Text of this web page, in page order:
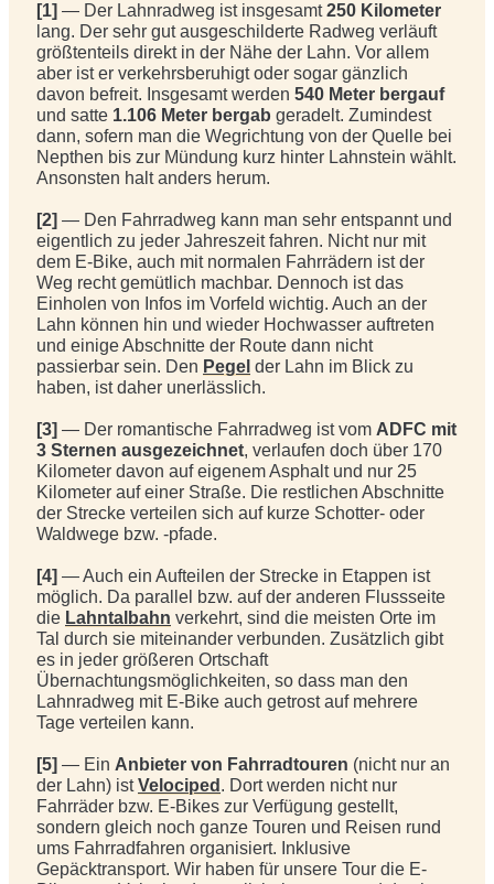
[1] — Der Lahnradweg ist insgesamt250 Kilometer
lang. Der sehr gut ausgeschilderte Radweg verläuft
größtenteils direkt in der Nähe der Lahn. Vor allem
aber ist er verkehrsberuhigt oder sogar gänzlich
davon befreit. Insgesamt werden 540 Meter bergauf
und satte 1.106 Meter bergab geradelt. Zumindest
dann, sofern man die Wegrichtung von der Quelle bei
Nepthen bis zur Mündung kurz hinter Lahnstein wählt.
Ansonsten halt anders herum.
[2] — Den Fahrradweg kann man sehr entspannt und
eigentlich zu jeder Jahreszeit fahren. Nicht nur mit
dem E-Bike, auch mit normalen Fahrrädern ist der
Weg recht gemütlich machbar. Dennoch ist das
Einholen von Infos im Vorfeld wichtig. Auch an der
Lahn können hin und wieder Hochwasser auftreten
und einige Abschnitte der Route dann nicht
passierbar sein. Den Pegel der Lahn im Blick zu
haben, ist daher unerlässlich.
[3] — Der romantische Fahrradweg ist vom ADFC mit
3 Sternen ausgezeichnet, verlaufen doch über 170
Kilometer davon auf eigenem Asphalt und nur 25
Kilometer auf einer Straße. Die restlichen Abschnitte
der Strecke verteilen sich auf kurze Schotter- oder
Waldwege bzw. -pfade.
[4] — Auch ein Aufteilen der Strecke in Etappen ist
möglich. Da parallel bzw. auf der anderen Flussseite
die Lahntalbahn verkehrt, sind die meisten Orte im
Tal durch sie miteinander verbunden. Zusätzlich gibt
es in jeder größeren Ortschaft
Übernachtungsmöglichkeiten, so dass man den
Lahnradweg mit E-Bike auch getrost auf mehrere
Tage verteilen kann.
[5] — Ein Anbieter von Fahrradtouren (nicht nur an
der Lahn) istVelociped . Dort werden nicht nur
Fahrräder bzw. E-Bikes zur Verfügung gestellt,
sondern gleich noch ganze Touren und Reisen rund
ums Fahrradfahren organisiert. Inklusive
Gepäcktransport. Wir haben für unsere Tour die E-